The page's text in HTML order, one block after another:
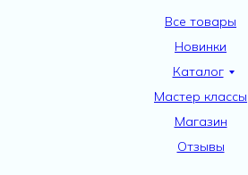
Все товары
Новинки
Каталог
Мастер классы
Магазин
Отзывы